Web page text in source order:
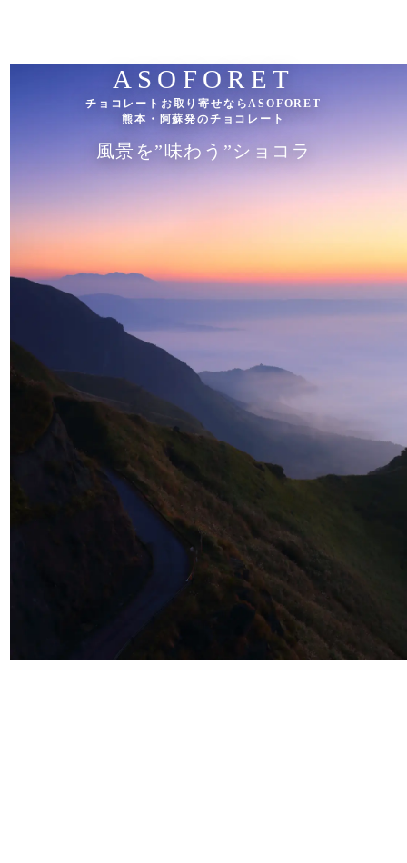
ASOFORET
チョコレートお取り寄せならASOFORET
熊本・阿蘇発のチョコレート
風景を”味わう”ショコラ